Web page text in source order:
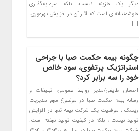
دیگر یک هزینه نیست، بلکه سرمایه‌گذاری
هوشمندانه‌ای است که آثار آن در افزایش بهره‌وری،
[…]
چگونه بیمه حکمت صبا با جراحی
استراتژیک پرتفوی، سود خالص
خود را سه برابر کرد؟
احسان طایفی/مدیر روابط عمومی، تبلیغات و
رسانه بیمه حکمت صبا در موضوع مهم مدیریت
ریسک ، موفقیت یک شرکت بیمه تنها در افزایش
تولید نیست ، بلکه در کیفیت تولید نهفته است.